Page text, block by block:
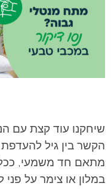
שיחקנו עוד קצת עם
הקשר בין גיל
מתאם חד משמעי, ככל
במלון או צימר על